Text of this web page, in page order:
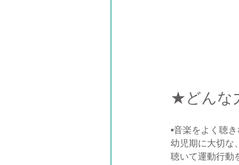
★どんな
▪️音楽をよく聴
幼児期に大切な、
聴いて運動行動